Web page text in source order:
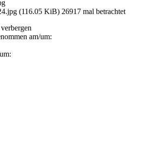
(116.05 KiB) 26917 mal betrachtet
am/um: